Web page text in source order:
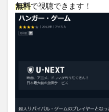
無料で視聴できます！